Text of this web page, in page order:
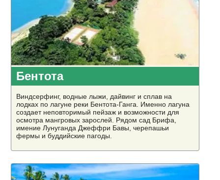
Бентота
Виндсерфинг, водные лыжи, дайвинг и сплав на
лодках по лагуне реки Бентота-Ганга. Именно лагуна
создает неповторимый пейзаж и возможности для
осмотра мангровых зарослей. Рядом сад Брифа,
имение Лунугандa Джеффри Бавы, черепашьи
фермы и буддийские пагоды.